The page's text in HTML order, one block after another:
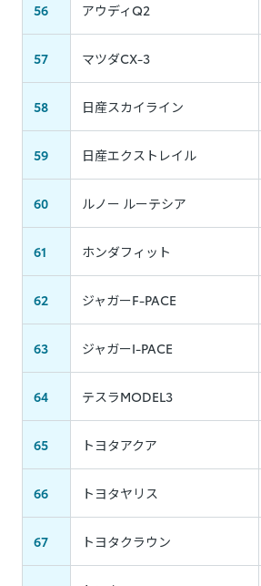
56 アウディQ2
57 マツダCX-3
58 日産スカイライン
59 日産エクストレイル
60 ルノー ルーテシア
61 ホンダフィット
62 ジャガーF-PACE
63 ジャガーI-PACE
64 テスラMODEL3
65 トヨタアクア
66 トヨタヤリス
67 トヨタクラウン